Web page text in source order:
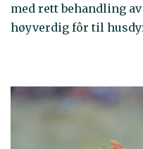
med rett behandling
høyverdig fôr til